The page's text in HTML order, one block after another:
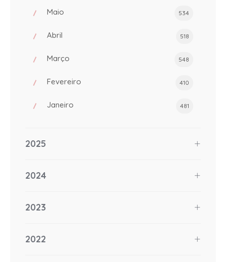
Maio 534
Abril 518
Março 548
Fevereiro 410
Janeiro 481
2025
2024
2023
2022